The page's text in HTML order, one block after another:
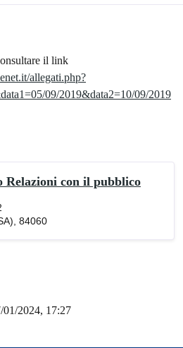
il link
allegati.php?
09/2019&data2=10/09/2019
Relazioni con il pubblico
84060
01/2024, 17:27